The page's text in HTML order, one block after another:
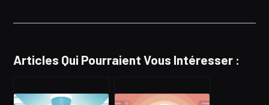
Articles Qui Pourraient Vous Intéresser :